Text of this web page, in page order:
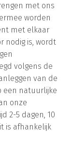
met ons
worden
met elkaar
nodig is, wordt
volgens de
van de
een natuurlijke
onze
2-5 dagen, 10
is afhankelijk